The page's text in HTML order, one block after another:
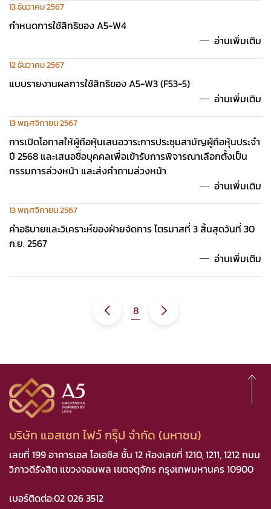
13 ธันวาคม 2567
กำหนดการใช้สิทธิของ A5-W4
อ่านเพิ่มเติม
12 ธันวาคม 2567
แบบรายงานผลการใช้สิทธิของ A5-W3 (F53-5)
อ่านเพิ่มเติม
13 พฤศจิกายน 2567
การเปิดโอกาสให้ผู้ถือหุ้นเสนอวาระการประชุมสามัญผู้ถือหุ้นประจำ
ปี 2568 และเสนอชื่อบุคคลเพื่อเข้ารับการพิจารณาเลือกตั้งเป็น
กรรมการล่วงหน้า และส่งคำถามล่วงหน้า
อ่านเพิ่มเติม
13 พฤศจิกายน 2567
คำอธิบายและวิเคราะห์ของฝ่ายจัดการ ไตรมาสที่ 3 สิ้นสุดวันที่ 30
ก.ย. 2567
อ่านเพิ่มเติม
8
บริษัท แอสเซท ไฟว์ กรุ๊ป จำกัด (มหาชน)
เลขที่ 199 อาคารเอส โอเอซิส ชั้น 12 ห้องเลขที่ 1210, 1211, 1212 ถนน
วิภาวดีรังสิต แขวงจอมพล เขตจตุจักร กรุงเทพมหานคร 10900
เบอร์ติดต่อ:02 026 3512